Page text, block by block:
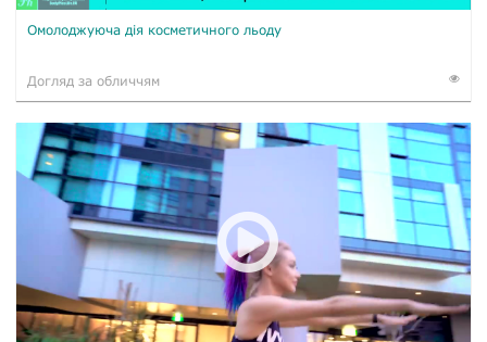
Омолоджуюча дія косметичного льоду
Догляд за обличчям